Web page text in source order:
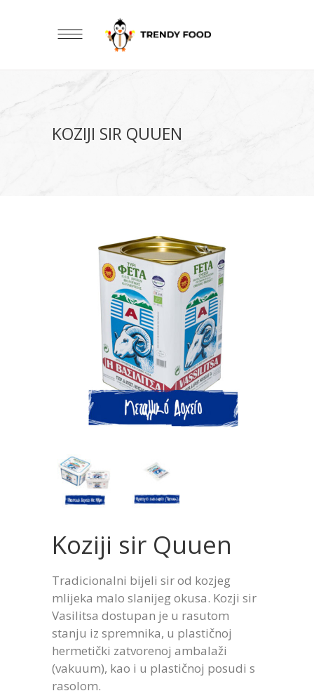
KOZIJI SIR QUUEN
Koziji sir Quuen
Tradicionalni bijeli sir od kozjeg
mlijeka malo slanijeg okusa. Kozji sir
Vasilitsa dostupan je u rasutom
stanju iz spremnika, u plastičnoj
hermetički zatvorenoj ambalaži
(vakuum), kao i u plastičnoj posudi s
rasolom.